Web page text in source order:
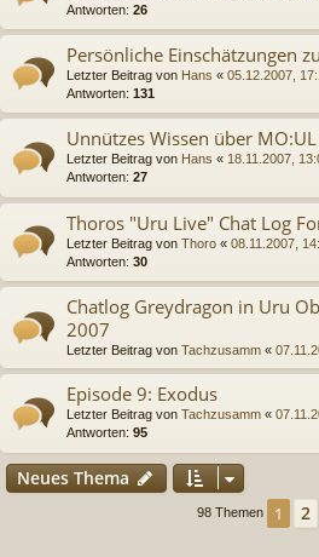
Antworten: 26
Persönliche Einschätzungen
Letzter Beitrag von Hans « 05.12.2007,
Antworten: 131
Unnützes Wissen über MO:UL
Letzter Beitrag von Hans « 18.11.2007,
Antworten: 27
Thoros "Uru Live" Chat Log
Letzter Beitrag von Thoro « 08.11.2007,
Antworten: 30
Chatlog Greydragon in Uru
2007
Letzter Beitrag von Tachzusamm «
Episode 9: Exodus
Letzter Beitrag von Tachzusamm «
Antworten: 95
Neues Thema
98 Themen 1 2